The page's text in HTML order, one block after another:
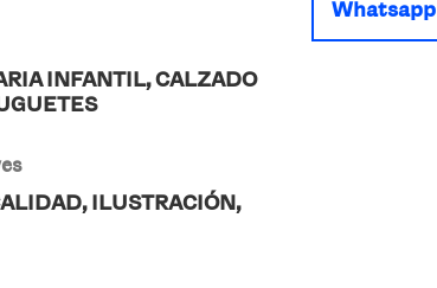
INFANTIL, CALZADO
ILUSTRACIÓN,
Whatsapp